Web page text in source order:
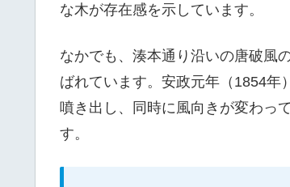
な木が存在感を示しています。
なかでも、湊本通り沿いの唐破風
ばれています。安政元年（1854年
噴き出し、同時に風向きが変わっ
す。